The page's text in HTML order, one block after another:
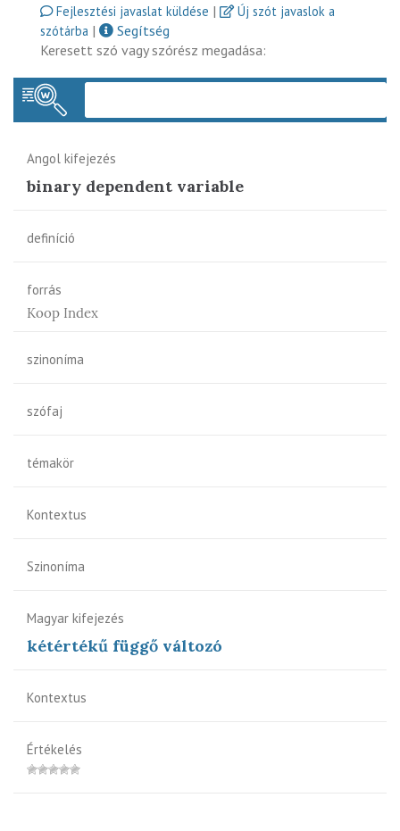
Fejlesztési javaslat küldése |
Új szót javaslok a
szótárba |
Segítség
Keresett szó vagy szórész megadása:
Angol kifejezés
binary dependent variable
definíció
forrás
Koop Index
szinoníma
szófaj
témakör
Kontextus
Szinoníma
Magyar kifejezés
kétértékű függő változó
Kontextus
Értékelés